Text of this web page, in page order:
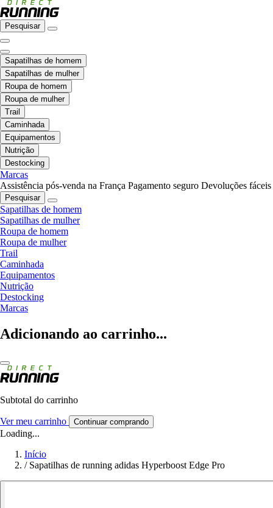
Pesquisar
Sapatilhas de homem
Sapatilhas de mulher
Roupa de homem
Roupa de mulher
Trail
Caminhada
Equipamentos
Nutrição
Destocking
Marcas
Assistência pós-venda na França Pagamento seguro Devoluções fáceis
Pesquisar
Sapatilhas de homem
Sapatilhas de mulher
Roupa de homem
Roupa de mulher
Trail
Caminhada
Equipamentos
Nutrição
Destocking
Marcas
Adicionando ao carrinho...
Subtotal do carrinho
Ver meu carrinho Continuar comprando
Loading...
Início
/ Sapatilhas de running adidas Hyperboost Edge Pro